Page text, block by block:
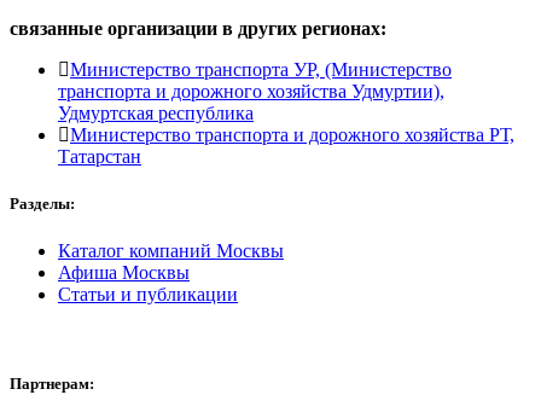
связанные организации в других регионах:
Министерство транспорта УР, (Министерство
транспорта и дорожного хозяйства Удмуртии),
Удмуртская республика
Министерство транспорта и дорожного хозяйства РТ,
Татарстан
Разделы:
Каталог компаний Москвы
Афиша Москвы
Статьи и публикации
Партнерам: